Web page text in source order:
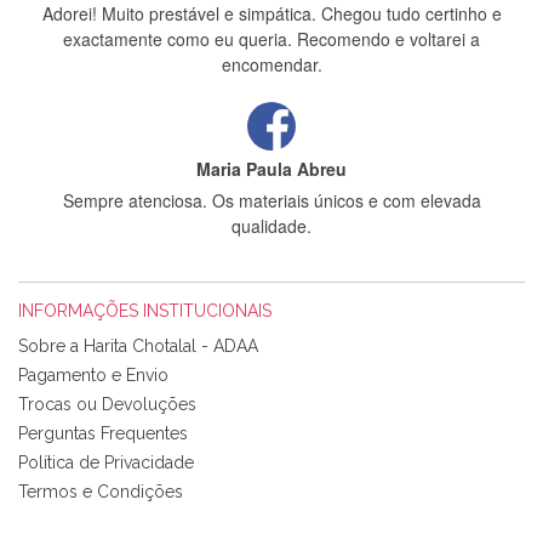
Adorei! Muito prestável e simpática. Chegou tudo certinho e
exactamente como eu queria. Recomendo e voltarei a
encomendar.
Maria Paula Abreu
Sempre atenciosa. Os materiais únicos e com elevada
qualidade.
Tudo chegou em condições, pois os produtos vieram muito
bem acondicionados. Estou plenamente satisfeita com os
produtos adquiridos. Relativamente à bolsa, tem um tecido
com um padrão e cores muito bonitas e a execução está
perfeitíssima. Futuramente penso voltar a comprar na vossa
loja, têm excelentes artigos a um preço muito justo. A
INFORMAÇÕES INSTITUCIONAIS
Sobre a Harita Chotalal - ADAA
Pagamento e Envio
Trocas ou Devoluções
Perguntas Frequentes
Política de Privacidade
Termos e Condições